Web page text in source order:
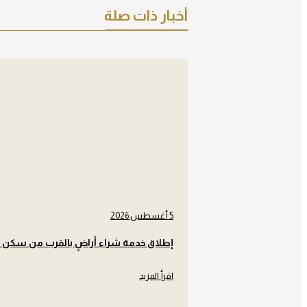
أخبار ذات صلة
5 أغسطس 2026
إطلاق خدمة شراء أراضٍ بالقرب من سكن
اقرأ المزيد